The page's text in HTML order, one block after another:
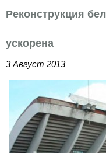
Реконструкция
ускорена
3 Август 2013